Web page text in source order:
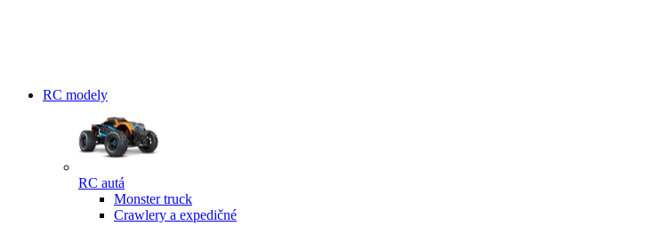
RC modely
RC autá
Monster truck
Crawlery a expedičné